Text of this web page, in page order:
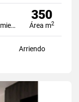
Estacionamiento
350
Área m2
Arriendo